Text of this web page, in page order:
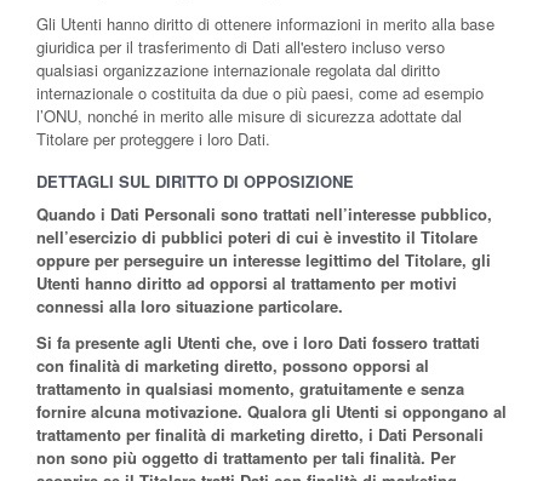
Gli Utenti hanno diritto di ottenere informazioni in merito alla base
giuridica per il trasferimento di Dati all'estero incluso verso
qualsiasi organizzazione internazionale regolata dal diritto
internazionale o costituita da due o più paesi, come ad esempio
l’ONU, nonché in merito alle misure di sicurezza adottate dal
Titolare per proteggere i loro Dati.
DETTAGLI SUL DIRITTO DI OPPOSIZIONE
Quando i Dati Personali sono trattati nell’interesse pubblico,
nell’esercizio di pubblici poteri di cui è investito il Titolare
oppure per perseguire un interesse legittimo del Titolare, gli
Utenti hanno diritto ad opporsi al trattamento per motivi
connessi alla loro situazione particolare.
Si fa presente agli Utenti che, ove i loro Dati fossero trattati
con finalità di marketing diretto, possono opporsi al
trattamento in qualsiasi momento, gratuitamente e senza
fornire alcuna motivazione. Qualora gli Utenti si oppongano al
trattamento per finalità di marketing diretto, i Dati Personali
non sono più oggetto di trattamento per tali finalità. Per